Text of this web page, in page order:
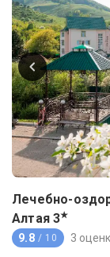
Лечебно-
Алтая 3★
9.8 / 10 3